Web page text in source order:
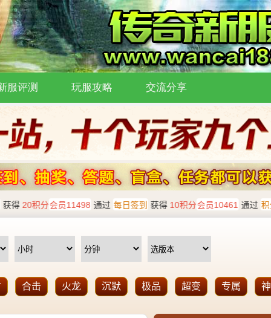
服评测 玩服攻略 交流分享